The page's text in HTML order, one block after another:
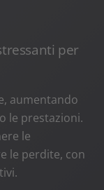
per
aumentando
le prestazioni.
le
le perdite, con